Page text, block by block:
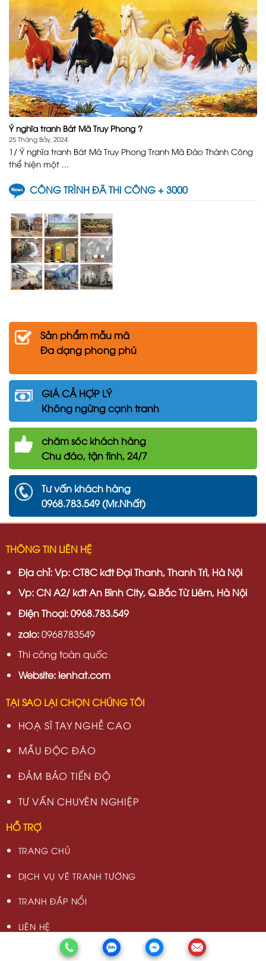
Ý nghĩa tranh Bát Mã Truy Phong ?
25 Tháng Bảy, 2024
1/ Ý nghĩa tranh Bát Mã Truy Phong Tranh Mã Đáo Thành Công
thể hiện một ...
CÔNG TRÌNH ĐÃ THI CÔNG + 3000
Sản phẩm mẫu mã
Đa dạng phong phú
GIÁ CẢ HỢP LÝ
Không ngừng cạnh tranh
chămsóc khách hàng
Chu đáo, tận tình, 24/7
Tư vấn khách hàng
0968.783.549 (Mr.Nhất)
THÔNG TIN LIÊN HỆ
Địa chỉ: Vp: CT8C kđt Đại Thanh, Thanh Trì, Hà Nội
Vp: CN A2/ kđt An Bình City, Q.Bắc Từ Liêm, Hà Nội
Điện Thoại: 0968.783.549
zalo:0968783549
Thi công toàn quốc
Website: lenhat.com
TẠI SAO LẠI CHỌN CHÚNG TÔI
HOẠ SĨ TAY NGHỀ CAO
MẪU ĐỘC ĐÁO
ĐẢM BẢO TIẾN ĐỘ
TƯ VẤN CHUYÊN NGHIỆP
HỖ TRỢ
TRANG CHỦ
DỊCH VỤ VẼ TRANH TƯỜNG
TRANH ĐẮP NỔI
LIÊN HỆ